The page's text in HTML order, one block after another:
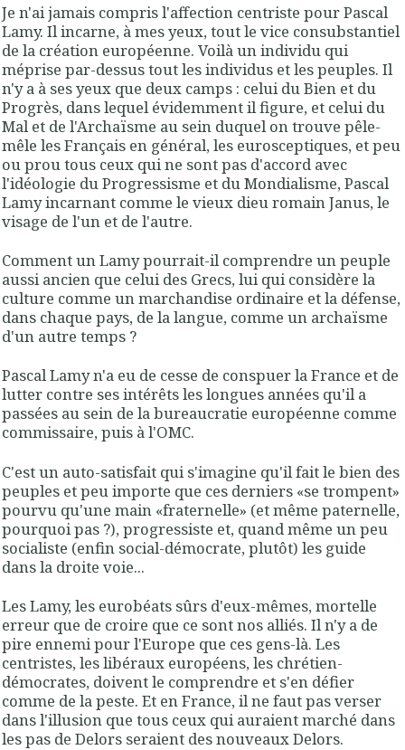
Je n'ai jamais compris l'affection centriste pour Pascal
Lamy. Il incarne, à mes yeux, tout le vice consubstantiel
de la création européenne. Voilà un individu qui
méprise par-dessus tout les individus et les peuples. Il
n'y a à ses yeux que deux camps : celui du Bien et du
Progrès, dans lequel évidemment il figure, et celui du
Mal et de l'Archaïsme au sein duquel on trouve pêle-
mêle les Français en général, les eurosceptiques, et peu
ou prou tous ceux qui ne sont pas d'accord avec
l'idéologie du Progressisme et du Mondialisme, Pascal
Lamy incarnant comme le vieux dieu romain Janus, le
visage de l'un et de l'autre.
Comment un Lamy pourrait-il comprendre un peuple
aussi ancien que celui des Grecs, lui qui considère la
culture comme un marchandise ordinaire et la défense,
dans chaque pays, de la langue, comme un archaïsme
d'un autre temps ?
Pascal Lamy n'a eu de cesse de conspuer la France et de
lutter contre ses intérêts les longues années qu'il a
passées au sein de la bureaucratie européenne comme
commissaire, puis à l'OMC.
C'est un auto-satisfait qui s'imagine qu'il fait le bien des
peuples et peu importe que ces derniers «se trompent»
pourvu qu'une main «fraternelle» (et même paternelle,
pourquoi pas ?), progressiste et, quand même un peu
socialiste (enfin social-démocrate, plutôt) les guide
dans la droite voie...
Les Lamy, les eurobéats sûrs d'eux-mêmes, mortelle
erreur que de croire que ce sont nos alliés. Il n'y a de
pire ennemi pour l'Europe que ces gens-là. Les
centristes, les libéraux européens, les chrétien-
démocrates, doivent le comprendre et s'en défier
comme de la peste. Et en France, il ne faut pas verser
dans l'illusion que tous ceux qui auraient marché dans
les pas de Delors seraient des nouveaux Delors.